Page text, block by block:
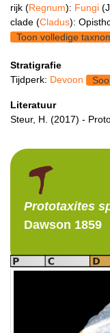
rijk (Regnum): Fungi
clade (Cladus):
Toon volledige
Stratigrafie
Tijdperk: Devoon
Literatuur
Steur, H. (2017) -
Prototaxites
Dawson 1859